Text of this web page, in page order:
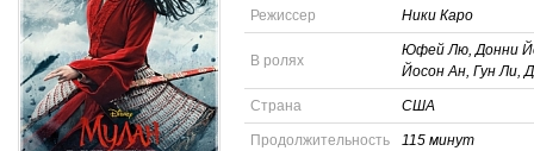
Режиссер Ники Каро
В ролях
Юфей Лю, Донни
Йосон Ан, Гун Ли,
Страна США
Продолжительность 115 минут